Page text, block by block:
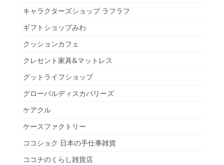
キャラクターズショップ ラフラフ
ギフトショップみわ
クッションカフェ
クレセント家具&マットレス
グットライフショップ
グローバルディスカバリーズ
ケアクル
ケースファクトリー
ココショク 日本の手仕事雑貨
ココチのくらし雑貨店